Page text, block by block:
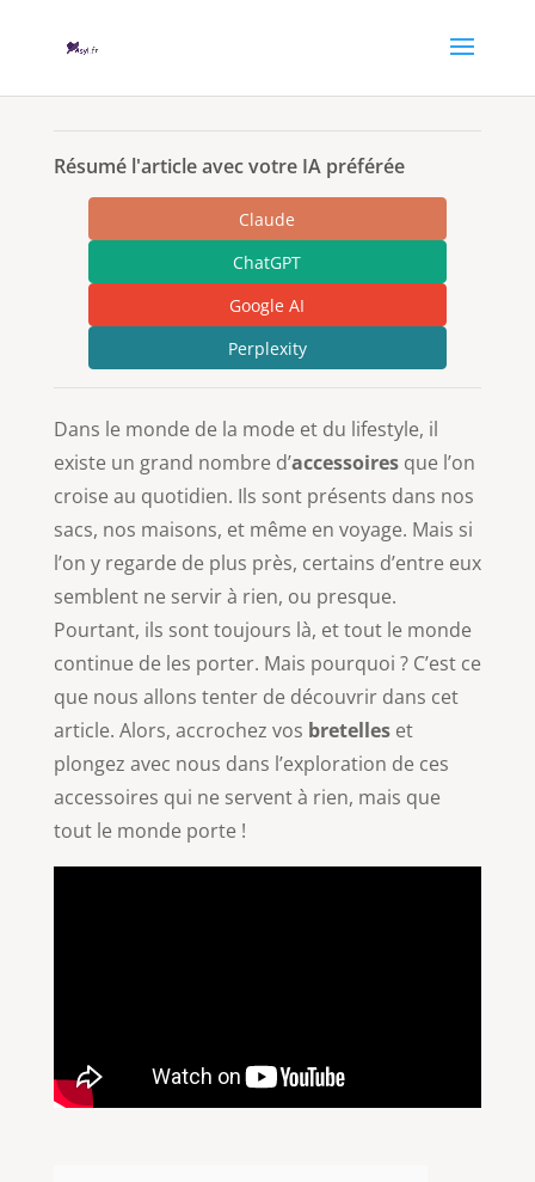
Résumé l'article avec votre IA préférée
Claude
ChatGPT
Google AI
Perplexity
Dans le monde de la mode et du lifestyle, il
existe un grand nombre d’accessoiresque l’on
croise au quotidien. Ils sont présents dans nos
sacs, nos maisons, et même en voyage. Mais si
l’on y regarde de plus près, certains d’entre eux
semblent ne servir à rien, ou presque.
Pourtant, ils sont toujours là, et tout le monde
continue de les porter. Mais pourquoi ? C’est ce
que nous allons tenter de découvrir dans cet
article. Alors, accrochez vos bretelleset
plongez avec nous dans l’exploration de ces
accessoires qui ne servent à rien, mais que
tout le monde porte !